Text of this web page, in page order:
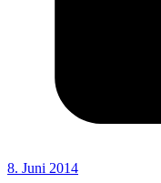
8. Juni 2014